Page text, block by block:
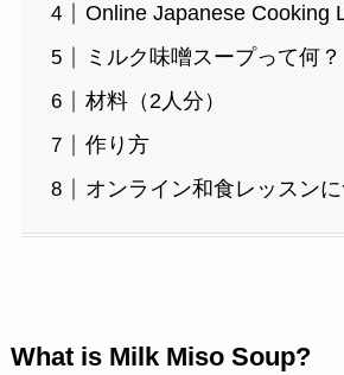
Online Japanese Cooking
ミルク味噌スープって何？
材料（2人分）
作り方
オンライン和食レッスン
What is Milk Miso Soup?